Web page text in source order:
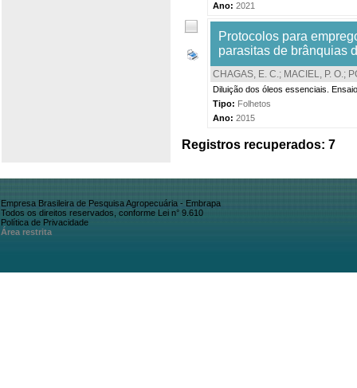
Ano: 2021
Protocolos para
parasitas de brânquias
CHAGAS, E. C.; MACIEL, P. O.;
Diluição dos óleos essenciais.
Tipo: Folhetos
Ano: 2015
Registros recuperados: 7
Empresa Brasileira de Pesquisa Agropecuária - Embrapa
Todos os direitos reservados, conforme Lei n° 9.610
Política de Privacidade
Área restrita